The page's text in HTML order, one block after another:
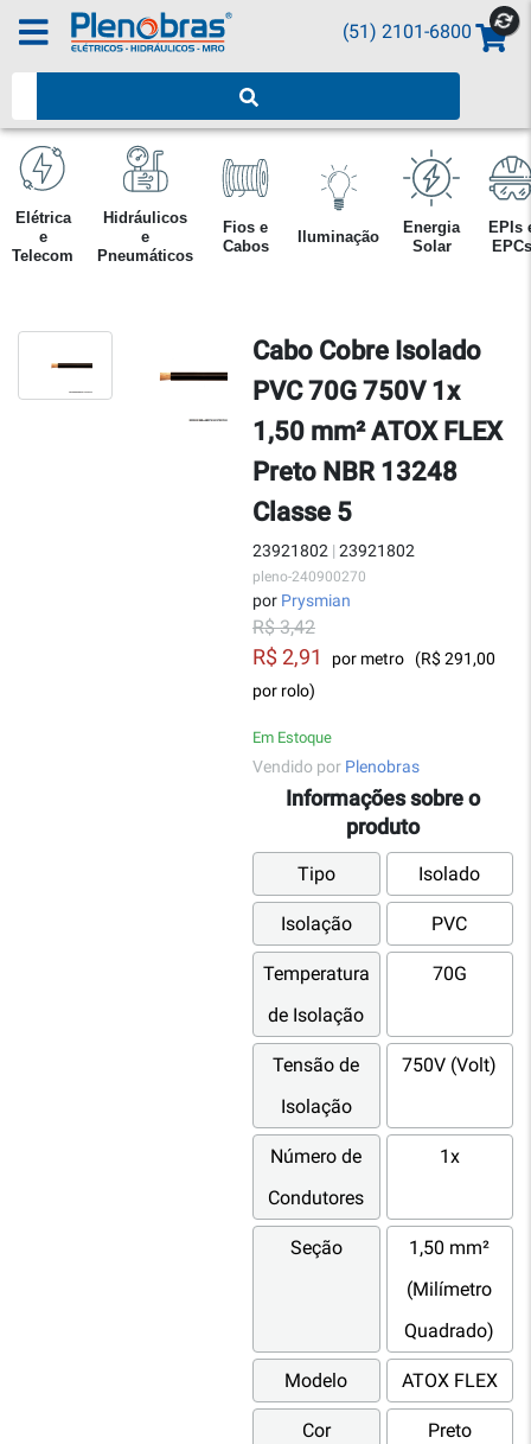
(51) 2101-6800
Elétrica
e
Telecom
Hidráulicos
e
Pneumáticos
Fios e
Cabos
Iluminação
Energia
Solar
EPIs
EPCs
Cabo Cobre Isolado
PVC 70G 750V 1x
1,50 mm² ATOX FLEX
Preto NBR 13248
Classe 5
23921802 | 23921802
pleno-240900270
por Prysmian
R$ 3,42
R$ 2,91 por metro
(R$ 291,00
por rolo)
Em Estoque
Vendido por Plenobras
Informações sobre o
produto
Tipo Isolado
Isolação PVC
Temperatura
de Isolação
70G
Tensão de
Isolação
750V (Volt)
Número de
Condutores
1x
Seção
1,50 mm²
(Milímetro
Quadrado)
Modelo ATOX FLEX
Cor Preto